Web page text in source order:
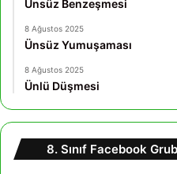
Ünsüz Benzeşmesi
8 Ağustos 2025
Ünsüz Yumuşaması
8 Ağustos 2025
Ünlü Düşmesi
8. Sınıf Facebook